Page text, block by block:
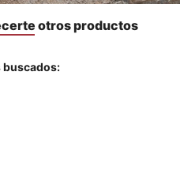
otros productos
buscados: